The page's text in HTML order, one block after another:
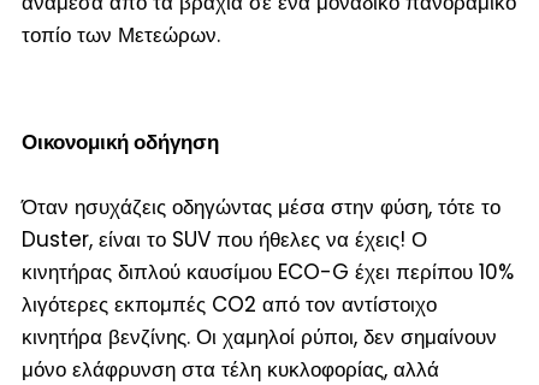
τοπίο των Μετεώρων.
Οικονομική οδήγηση
Όταν ησυχάζεις οδηγώντας μέσα στην φύση, τότε το
Duster, είναι το SUV που ήθελες να έχεις! Ο
κινητήρας διπλού καυσίμου ECO-G έχει περίπου 10%
λιγότερες εκπομπές CO2 από τον αντίστοιχο
κινητήρα βενζίνης. Οι χαμηλοί ρύποι, δεν σημαίνουν
μόνο ελάφρυνση στα τέλη κυκλοφορίας, αλλά